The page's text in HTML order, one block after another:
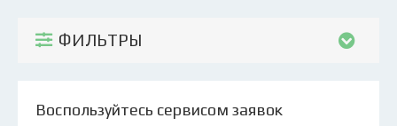
КОМПАНИЯМ
© 2026 Все права защищены
ФИЛЬТРЫ
Воспользуйтесь сервисом заявок